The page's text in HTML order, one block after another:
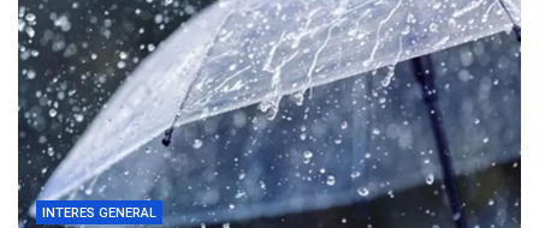
INTERES GENERAL